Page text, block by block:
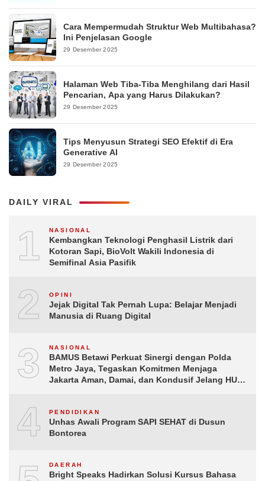
Cara Mempermudah Struktur Web Multibahasa?
Ini Penjelasan Google
29 Desember 2025
Halaman Web Tiba-Tiba Menghilang dari Hasil
Pencarian, Apa yang Harus Dilakukan?
29 Desember 2025
Tips Menyusun Strategi SEO Efektif di Era
Generative AI
29 Desember 2025
DAILY VIRAL
1 NASIONAL
Kembangkan Teknologi Penghasil Listrik dari
Kotoran Sapi, BioVolt Wakili Indonesia di
Semifinal Asia Pasifik
2 OPINI
Jejak Digital Tak Pernah Lupa: Belajar Menjadi
Manusia di Ruang Digital
3 NASIONAL
BAMUS Betawi Perkuat Sinergi dengan Polda
Metro Jaya, Tegaskan Komitmen Menjaga
Jakarta Aman, Damai, dan Kondusif Jelang HUT
4 PENDIDIKAN
Unhas Awali Program SAPI SEHAT di Dusun
Bontorea
DAERAH
Bright Speaks Hadirkan Solusi Kursus Bahasa